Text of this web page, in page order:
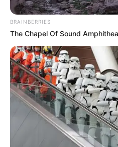
grave riesgo la seguridad
colectiva y su subsistencia
Le puede interesar: Este año,
celebrará Amor y Amistad:
entre 50 y 200 mil pesos
BRAINBERRIES
The Chapel Of Sound